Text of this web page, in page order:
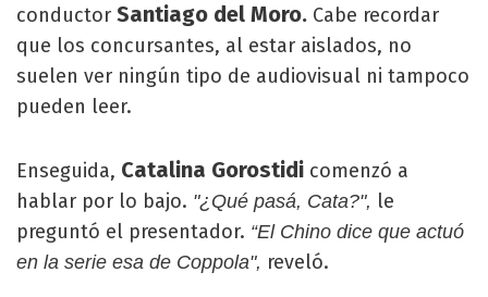
conductor Santiago del Moro. Cabe recordar
que los concursantes, al estar aislados, no
suelen ver ningún tipo de audiovisual ni tampoco
pueden leer.
Enseguida, Catalina Gorostidi comenzó a
hablar por lo bajo. "¿Qué pasá, Cata?", le
preguntó el presentador. “El Chino dice que actuó
en la serie esa de Coppola", reveló.